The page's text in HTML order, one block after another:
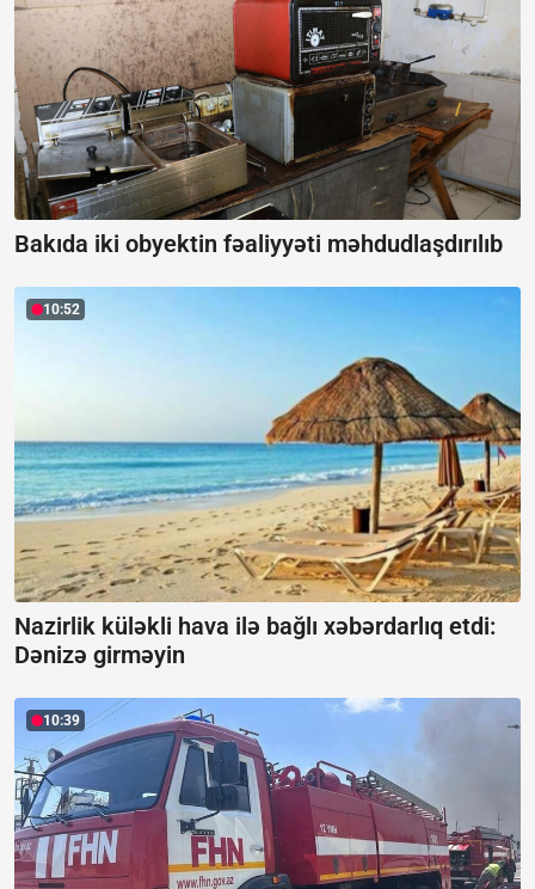
Bakıda iki obyektin fəaliyyəti məhdudlaşdırılıb
10:52
Nazirlik küləkli hava ilə bağlı xəbərdarlıq etdi:
Dənizə girməyin
10:39